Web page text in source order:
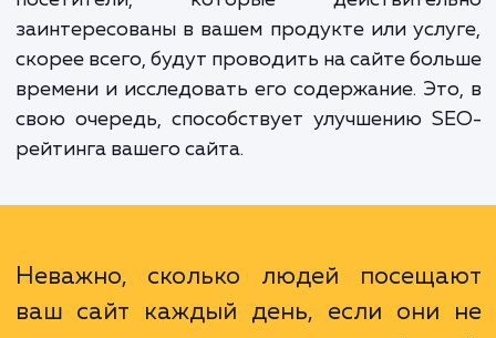
Вместо этого вы фокусируетесь на тех,
действительно может стать вашими
Во-вторых, это помогает
взаимодействие на вашем сайте,
времени и исследовать его содержание.
свою очередь, способствует улучшению